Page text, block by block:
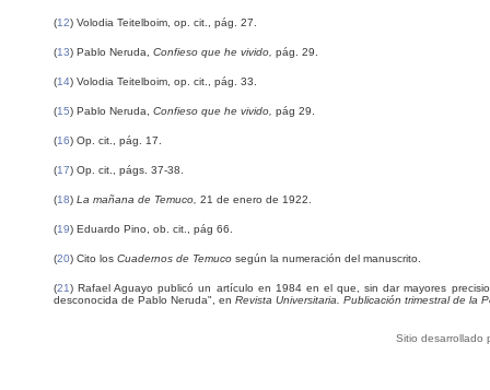
(12) Volodia Teitelboim, op. cit., pág. 27.
(13) Pablo Neruda, Confieso que he vivido, pág. 29.
(14) Volodia Teitelboim, op. cit., pág. 33.
(15) Pablo Neruda, Confieso que he vivido, pág 29.
(16) Op. cit., pág. 17.
(17) Op. cit., págs. 37-38.
(18) La mañana de Temuco, 21 de enero de 1922.
(19) Eduardo Pino, ob. cit., pág 66.
(20) Cito los Cuadernos de Temuco según la numeración del manuscrito.
(21) Rafael Aguayo publicó un artículo en 1984 en el que, sin dar mayores
desconocida de Pablo Neruda", en Revista Universitaria. Publicación trimestral de la
Sitio desarrollado